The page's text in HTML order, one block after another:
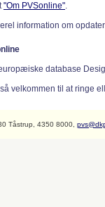
"Om PVSonline".
information om
database
velkommen til at ringe
Tåstrup, 4350 8000,